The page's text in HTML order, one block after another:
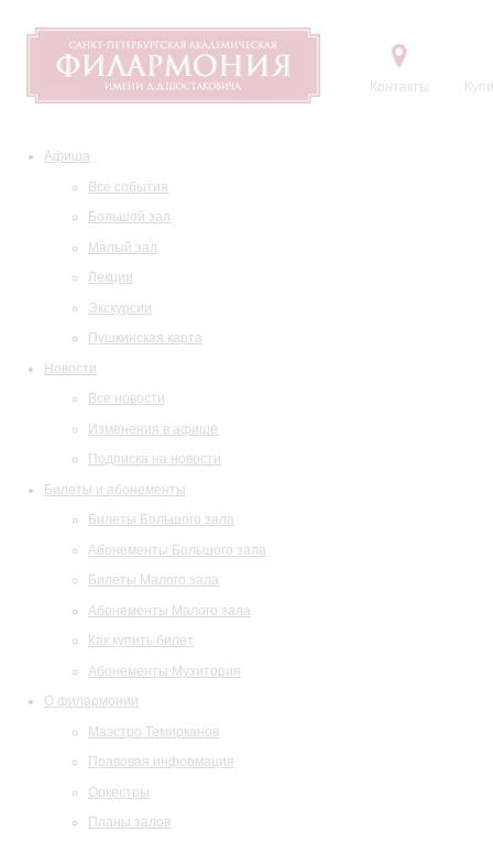
Контакты
Афиша
Все события
Большой зал
Малый зал
Лекции
Экскурсии
Пушкинская карта
Новости
Все новости
Изменения в афише
Подписка на новости
Билеты и абонементы
Билеты Большого зала
Абонементы Большого зала
Билеты Малого зала
Абонементы Малого зала
Как купить билет
Абонементы Музитория
О филармонии
Маэстро Темирканов
Правовая информация
Оркестры
Планы залов